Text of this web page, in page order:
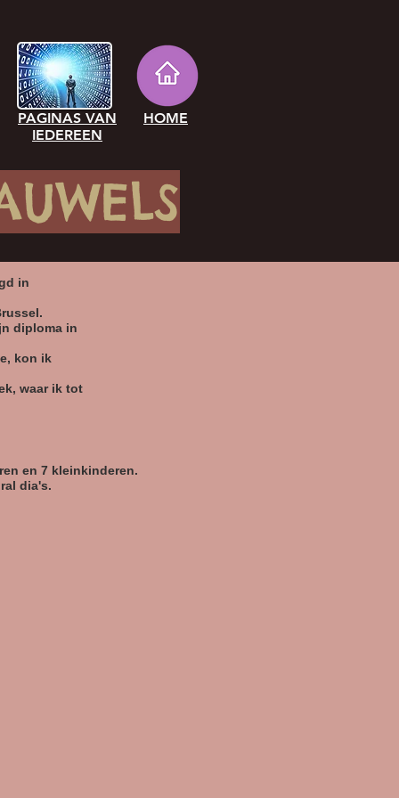
PAGINAS VAN
IEDEREEN
HOME
in
diploma in
kon ik
waar ik tot
en 7 kleinkinderen.
dia's.